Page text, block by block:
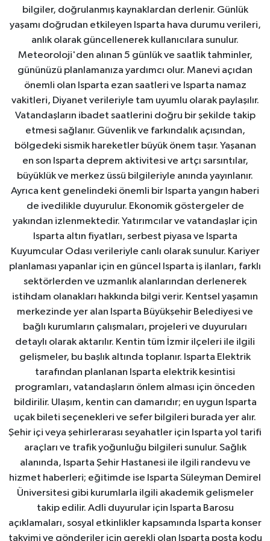
bilgiler, doğrulanmış kaynaklardan derlenir. Günlük
yaşamı doğrudan etkileyen Isparta hava durumu verileri,
anlık olarak güncellenerek kullanıcılara sunulur.
Meteoroloji'den alınan 5 günlük ve saatlik tahminler,
gününüzü planlamanıza yardımcı olur. Manevi açıdan
önemli olan Isparta ezan saatleri ve Isparta namaz
vakitleri, Diyanet verileriyle tam uyumlu olarak paylaşılır.
Vatandaşların ibadet saatlerini doğru bir şekilde takip
etmesi sağlanır. Güvenlik ve farkındalık açısından,
bölgedeki sismik hareketler büyük önem taşır. Yaşanan
en son Isparta deprem aktivitesi ve artçı sarsıntılar,
büyüklük ve merkez üssü bilgileriyle anında yayınlanır.
Ayrıca kent genelindeki önemli bir Isparta yangın haberi
de ivedilikle duyurulur. Ekonomik göstergeler de
yakından izlenmektedir. Yatırımcılar ve vatandaşlar için
Isparta altın fiyatları, serbest piyasa ve Isparta
Kuyumcular Odası verileriyle canlı olarak sunulur. Kariyer
planlaması yapanlar için en güncel Isparta iş ilanları, farklı
sektörlerden ve uzmanlık alanlarından derlenerek
istihdam olanakları hakkında bilgi verir. Kentsel yaşamın
merkezinde yer alan Isparta Büyükşehir Belediyesi ve
bağlı kurumların çalışmaları, projeleri ve duyuruları
detaylı olarak aktarılır. Kentin tüm İzmir ilçeleri ile ilgili
gelişmeler, bu başlık altında toplanır. Isparta Elektrik
tarafından planlanan Isparta elektrik kesintisi
programları, vatandaşların önlem alması için önceden
bildirilir. Ulaşım, kentin can damarıdır; en uygun Isparta
uçak bileti seçenekleri ve sefer bilgileri burada yer alır.
Şehir içi veya şehirlerarası seyahatler için Isparta yol tarifi
araçları ve trafik yoğunluğu bilgileri sunulur. Sağlık
alanında, Isparta Şehir Hastanesi ile ilgili randevu ve
hizmet haberleri; eğitimde ise Isparta Süleyman Demirel
Üniversitesi gibi kurumlarla ilgili akademik gelişmeler
takip edilir. Adli duyurular için Isparta Barosu
açıklamaları, sosyal etkinlikler kapsamında Isparta konser
takvimi ve gönderiler için gerekli olan Isparta posta kodu